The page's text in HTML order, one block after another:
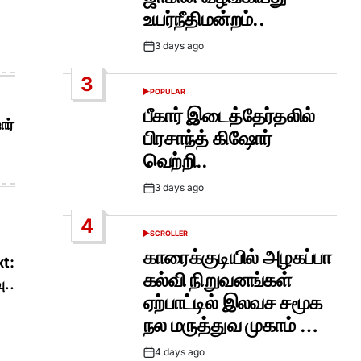
உயர்நீதிமன்றம்..
Post3 days ago
3
POSTED
POPULAR
பீகார் இடைத்தேர்தலில்
பிரசாந்த் கிஷோர்
வெற்றி..
Post3 days ago
4
POSTED
SCROLLER
காரைக்குடியில் அழகப்பா
கல்வி நிறுவனங்கள்
ஏற்பாட்டில் இலவச சமூக
நல மருத்துவ முகாம் …
Post4 days ago